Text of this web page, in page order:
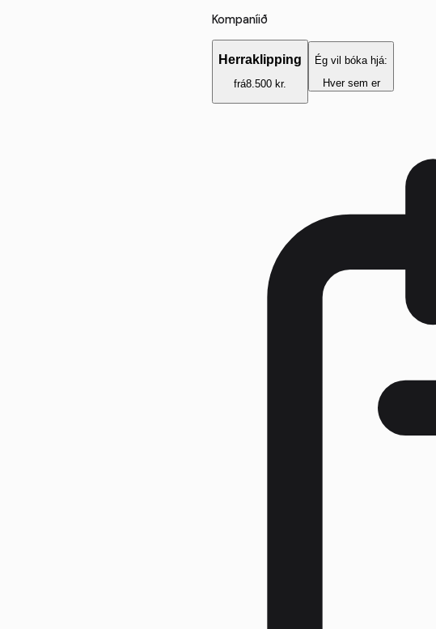
Kompaníið
Herraklipping
frá8.500 kr.
Ég vil bóka hjá:
Hver sem er